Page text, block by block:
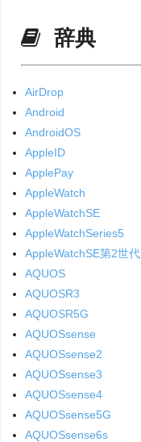
辞典
AirDrop
Android
AndroidOS
AppleID
ApplePay
AppleWatch
AppleWatchSE
AppleWatchSeries5
AppleWatchSE第2世代
AQUOS
AQUOSR3
AQUOSR5G
AQUOSsense
AQUOSsense2
AQUOSsense3
AQUOSsense4
AQUOSsense5G
AQUOSsense6s